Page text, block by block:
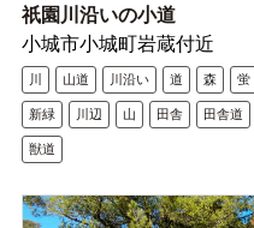
祇園川沿いの小道
小城市小城町岩蔵付近
川 山道 川沿い 道 森 蛍
新緑 川辺 山 田舎 田舎道
獣道